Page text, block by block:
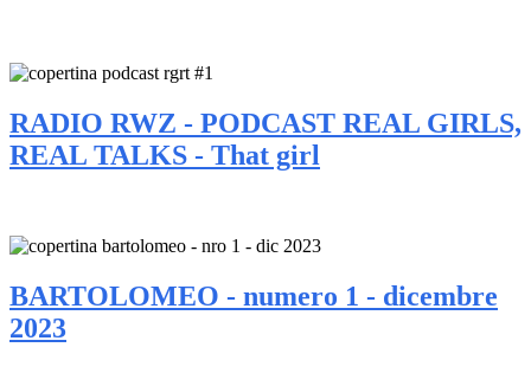
RADIO RWZ - PODCAST REAL GIRLS,
REAL TALKS - That girl
BARTOLOMEO - numero 1 - dicembre
2023